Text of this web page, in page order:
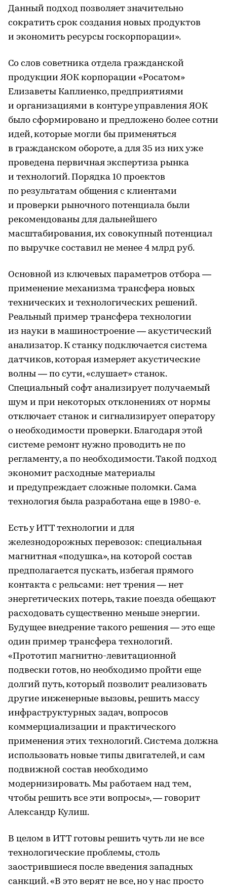
Данный подход позволяет значительно
сократить срок создания новых продуктов
и экономить ресурсы госкорпорации».
Со слов советника отдела гражданской
продукции ЯОК корпорации «Росатом»
Елизаветы Каплиенко, предприятиями
и организациями в контуре управления ЯОК
было сформировано и предложено более сотни
идей, которые могли бы применяться
в гражданском обороте, а для 35 из них уже
проведена первичная экспертиза рынка
и технологий. Порядка 10 проектов
по результатам общения с клиентами
и проверки рыночного потенциала были
рекомендованы для дальнейшего
масштабирования, их совокупный потенциал
по выручке составил не менее 4 млрд руб.
Основной из ключевых параметров отбора —
применение механизма трансфера новых
технических и технологических решений.
Реальный пример трансфера технологии
из науки в машиностроение — акустический
анализатор. К станку подключается система
датчиков, которая измеряет акустические
волны — по сути, «слушает» станок.
Специальный софт анализирует получаемый
шум и при некоторых отклонениях от нормы
отключает станок и сигнализирует оператору
о необходимости проверки. Благодаря этой
системе ремонт нужно проводить не по
регламенту, а по необходимости. Такой подход
экономит расходные материалы
и предупреждает сложные поломки. Сама
технология была разработана еще в 1980-е.
Есть у ИТТ технологии и для
железнодорожных перевозок: специальная
магнитная «подушка», на которой состав
предполагается пускать, избегая прямого
контакта с рельсами: нет трения — нет
энергетических потерь, такие поезда обещают
расходовать существенно меньше энергии.
Будущее внедрение такого решения — это еще
один пример трансфера технологий.
«Прототип магнитно-левитационной
подвески готов, но необходимо пройти еще
долгий путь, который позволит реализовать
другие инженерные вызовы, решить массу
инфраструктурных задач, вопросов
коммерциализации и практического
применения этих технологий. Система должна
использовать новые типы двигателей, и сам
подвижной состав необходимо
модернизировать. Мы работаем над тем,
чтобы решить все эти вопросы», — говорит
Александр Кулиш.
В целом в ИТТ готовы решить чуть ли не все
технологические проблемы, столь
заострившиеся после введения западных
санкций. «В это верят не все, но у нас просто